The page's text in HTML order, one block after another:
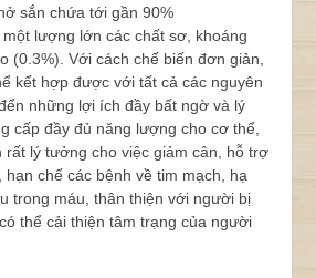
sắn chứa tới gần 90%
lượng lớn các chất sơ, khoáng
(0.3%). Với cách chế biến đơn giản,
kết hợp được với tất cả các nguyên
những lợi ích đầy bất ngờ và lý
cấp đầy đủ năng lượng cho cơ thể,
rất lý tưởng cho việc giảm cân, hỗ trợ
hạn chế các bệnh về tim mạch, hạ
trong máu, thân thiện với người bị
thể cải thiện tâm trạng của người